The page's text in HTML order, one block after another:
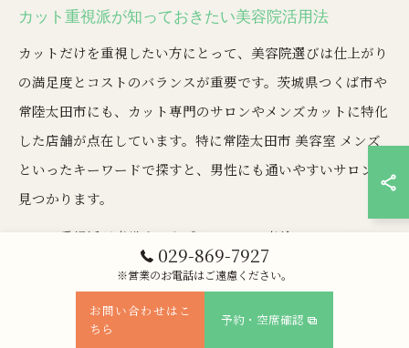
カット重視派が知っておきたい美容院活用法
カットだけを重視したい方にとって、美容院選びは仕上がり
の満足度とコストのバランスが重要です。茨城県つくば市や
常陸太田市にも、カット専門のサロンやメンズカットに特化
した店舗が点在しています。特に常陸太田市 美容室 メンズ
といったキーワードで探すと、男性にも通いやすいサロンが
見つかります。
カット重視派が意識すべきポイントは、事前のカウンセリン
グで希望のスタイルや髪質、クセ、ライフスタイルをしっか
り伝えることです。例えば「短時間で清潔感のある仕上が
り」「手入れが簡単なヘアスタイル」など、具体的な要望を
029-869-7927
※営業のお電話はご遠慮ください。
お問い合わせはこ
ちら
予約・空席確認